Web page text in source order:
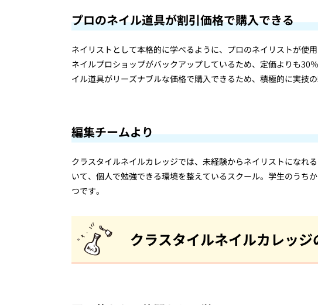
プロのネイル道具が割引価格で購入できる
ネイリストとして本格的に学べるように、プロのネイリストが使
ネイルプロショップがバックアップしているため、定価よりも30
イル道具がリーズナブルな価格で購入できるため、積極的に実技の
編集チームより
クラスタイルネイルカレッジでは、未経験からネイリストになれ
いて、個人で勉強できる環境を整えているスクール。学生のうち
つです。
クラスタイルネイルカレッ